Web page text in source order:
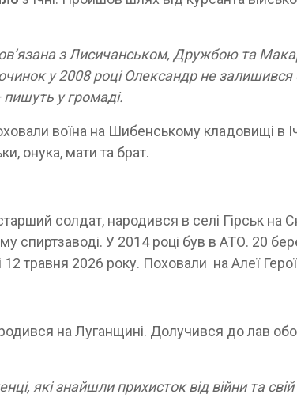
з Лисичанськом, Дружбою та
у 2008 році Олександр не залишився
у громаді.
воїна на Шибенському кладовищі в
онука, мати та брат.
солдат, народився в селі Гірськ на
спиртзаводі. У 2014 році був в АТО. 20
травня 2026 року. Поховали на Алеї
на Луганщині. Долучився до лав
які знайшли прихисток від війни та